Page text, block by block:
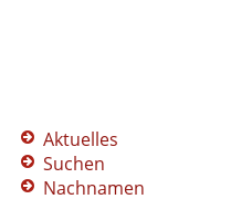
Aktuelles
Suchen
Nachnamen